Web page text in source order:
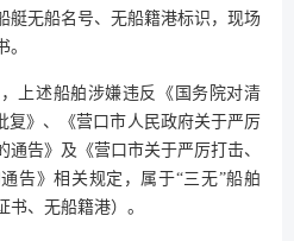
艇无船名号、无船籍港标识，现场
上述船舶涉嫌违反《国务院对清
复》、《营口市人民政府关于严厉
告》及《营口市关于严厉打击、
告》相关规定，属于“三无”船舶
书、无船籍港）。